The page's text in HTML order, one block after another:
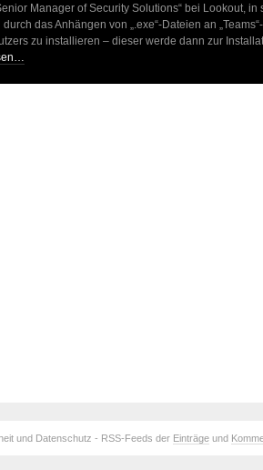
Manager of Security Solutions“ bei Lookout, in
das Anhängen von „.exe“-Dateien an
zu installieren – dieser werde dann zur
und Datenschutz - RSS-Feeds der Einträge und